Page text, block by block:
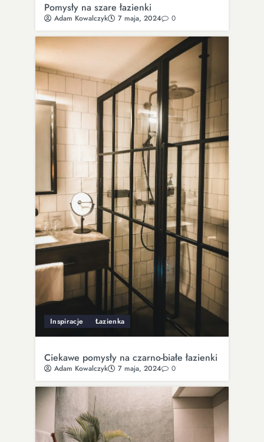
Pomysły na szare łazienki
Adam Kowalczyk 7 maja, 2024 0
Inspiracje Łazienka
Ciekawe pomysły na czarno-białe łazienki
Adam Kowalczyk 7 maja, 2024 0